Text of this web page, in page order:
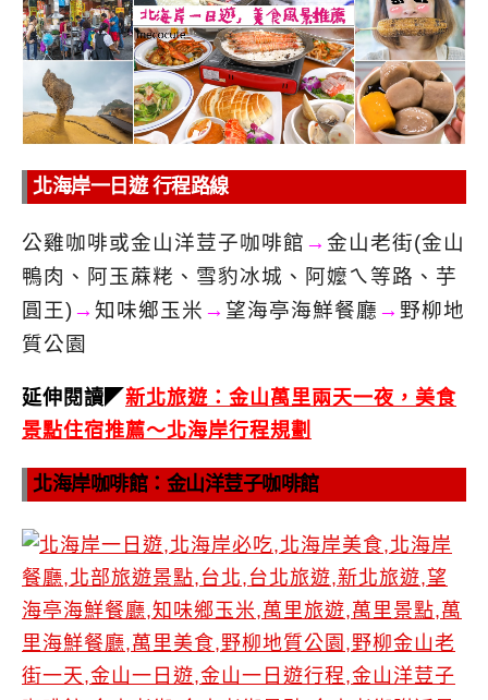
北海岸一日遊 行程路線
公雞咖啡或金山洋荳子咖啡館 → 金山老街(金山
鴨肉、阿玉蔴粩、雪豹冰城、阿嬤ㄟ等路、芋
圓王)→ 知味鄉玉米 → 望海亭海鮮餐廳 → 野柳地
質公園
延伸閱讀◤ 新北旅遊：金山萬里兩天一夜，美食
景點住宿推薦～北海岸行程規劃
北海岸咖啡館：金山洋荳子咖啡館